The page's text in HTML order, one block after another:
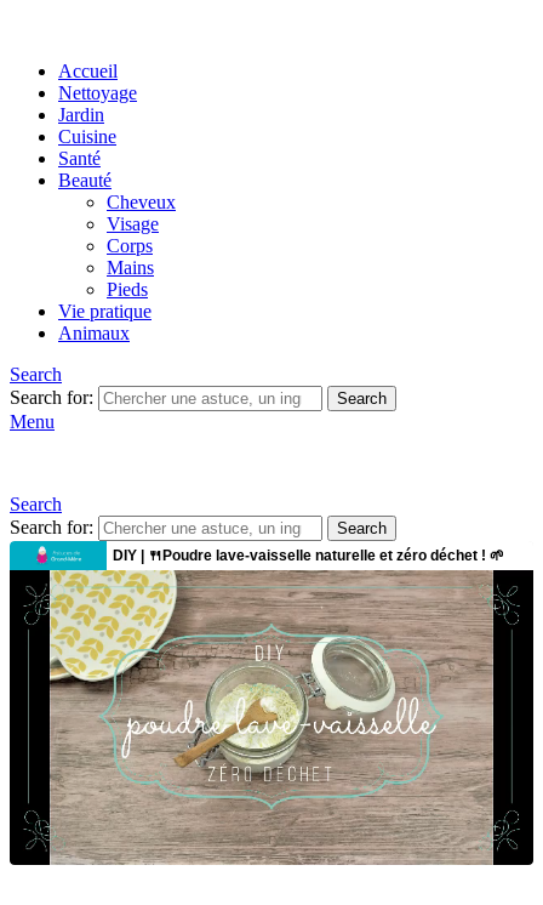
Accueil
Nettoyage
Jardin
Cuisine
Santé
Beauté
Cheveux
Visage
Corps
Mains
Pieds
Vie pratique
Animaux
Search
Search for:
Search
Menu
Search
Search for:
Search